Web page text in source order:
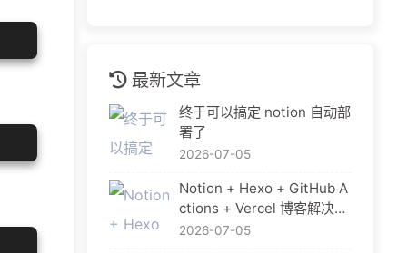
最新文章
终于可以搞定 notion 自动部
署了
2026-07-05
Notion + Hexo + GitHub A
ctions + Vercel 博客解决方
案
2026-07-05